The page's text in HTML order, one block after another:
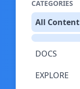
CATEGORIES
All Content
DOCS
EXPLORE